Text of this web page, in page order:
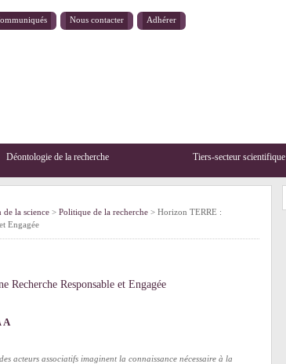
Nous contacter Adhérer
Déontologie de la recherche Tiers-secteur scientifique
de la science > Politique de la recherche > Horizon TERRE :
Engagée
Responsable et Engagée
A
acteurs associatifs imaginent la connaissance nécessaire à la